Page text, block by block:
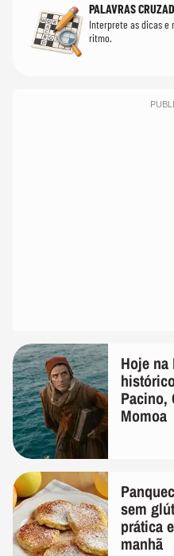
PALAVRAS
Interprete as dicas e
ritmo.
Hoje
Pacino,
Momoa
sem
prática
manhã